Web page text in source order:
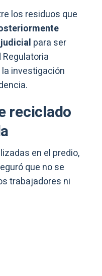
los residuos que
para ser
investigación
reciclado
en el predio,
que no se
trabajadores ni